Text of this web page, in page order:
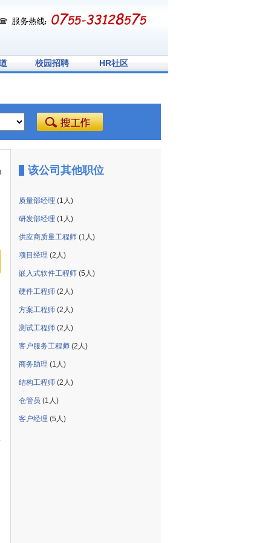
校园招聘 HR社区
该公司其他职位
质量部经理 (1人)
研发部经理 (1人)
供应商质量工程师 (1人)
项目经理 (2人)
嵌入式软件工程师 (5人)
硬件工程师 (2人)
方案工程师 (2人)
测试工程师 (2人)
客户服务工程师 (2人)
商务助理 (1人)
结构工程师 (2人)
仓管员 (1人)
客户经理 (5人)